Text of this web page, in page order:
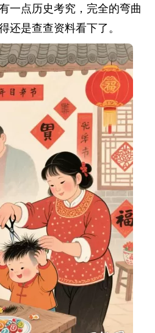
一点历史考究，完全的弯曲
还是查查资料看下了。